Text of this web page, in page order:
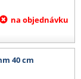
na objednávku
40 cm